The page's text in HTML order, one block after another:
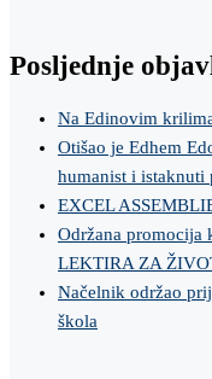
Posljednje
Na Edinovim
Otišao je Edhem
humanist i istaknuti
EXCEL
Održana promocija
LEKTIRA ZA
Načelnik održao
škola